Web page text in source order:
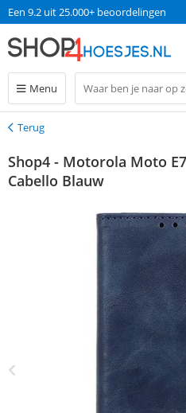
Een 9.2 uit 25.000+ beoordelingen
Menu
Terug
Terug
Shop4 - Motorola Moto
Cabello Blauw